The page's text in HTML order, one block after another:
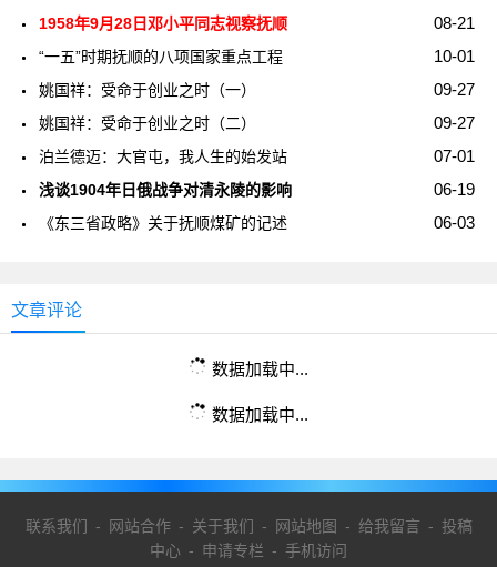
08-21
1958年9月28日邓小平同志视察抚顺
10-01
“一五”时期抚顺的八项国家重点工程
09-27
姚国祥：受命于创业之时（一）
09-27
姚国祥：受命于创业之时（二）
07-01
泊兰德迈：大官屯，我人生的始发站
06-19
浅谈1904年日俄战争对清永陵的影响
06-03
《东三省政略》关于抚顺煤矿的记述
文章评论
数据加载中...
数据加载中...
联系我们 - 网站合作- 关于我们 - 网站地图 - 给我留言 - 投稿
中心 - 申请专栏 - 手机访问